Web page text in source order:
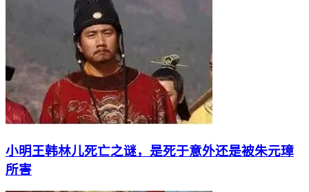
小明王韩林儿死亡之谜，是死于意外还是被朱元璋
所害